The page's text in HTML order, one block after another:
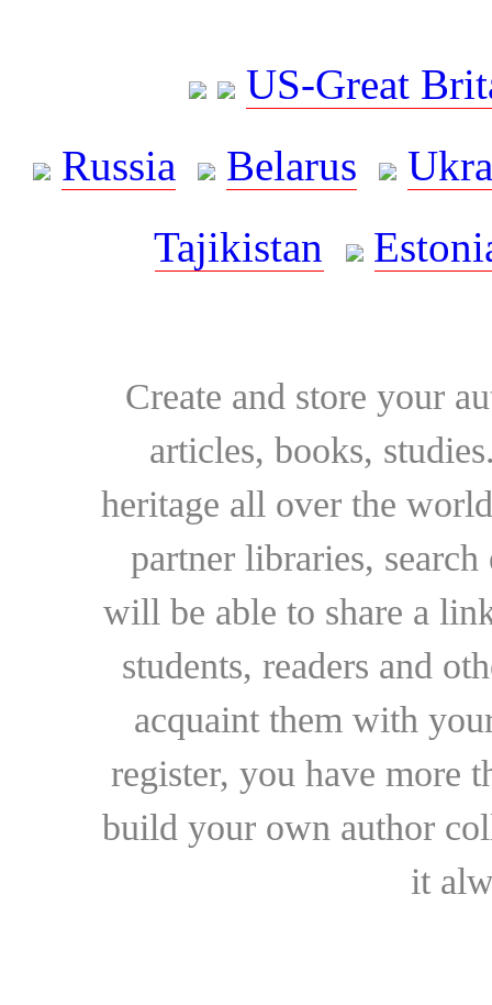
US-Great
Russia
Belarus
Tajikistan
Create and store your
articles, books,
heritage all over the
partner libraries,
will be able to share a
students, readers and
acquaint them with
register, you have more
build your own author
it